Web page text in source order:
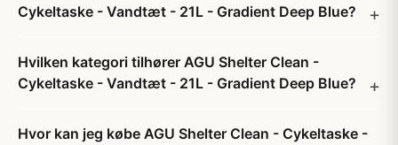
Cykeltaske - Vandtæt - 21L - Gradient Deep Blue?
Hvilken kategori tilhører AGU Shelter Clean -
Cykeltaske - Vandtæt - 21L - Gradient Deep Blue?
Hvor kan jeg købe AGU Shelter Clean - Cykeltaske -